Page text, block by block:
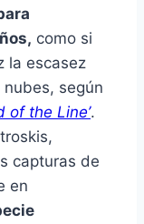
como si
la escasez
según
of the Line’.
capturas de
en